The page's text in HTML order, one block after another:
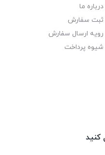
ملی ایران این محصول را با
تولید و روانه بازار کرده
ثبت کرده یا با کارشناسان
درباره ما
ثبت سفارش
رویه ارسال سفارش
شیوه پرداخت
کنید